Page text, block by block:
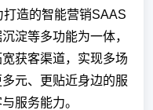
造的智能营销SAAS
淀等多功能为一体，
获客渠道，实现多场
元、更贴近身边的服
服务能力。